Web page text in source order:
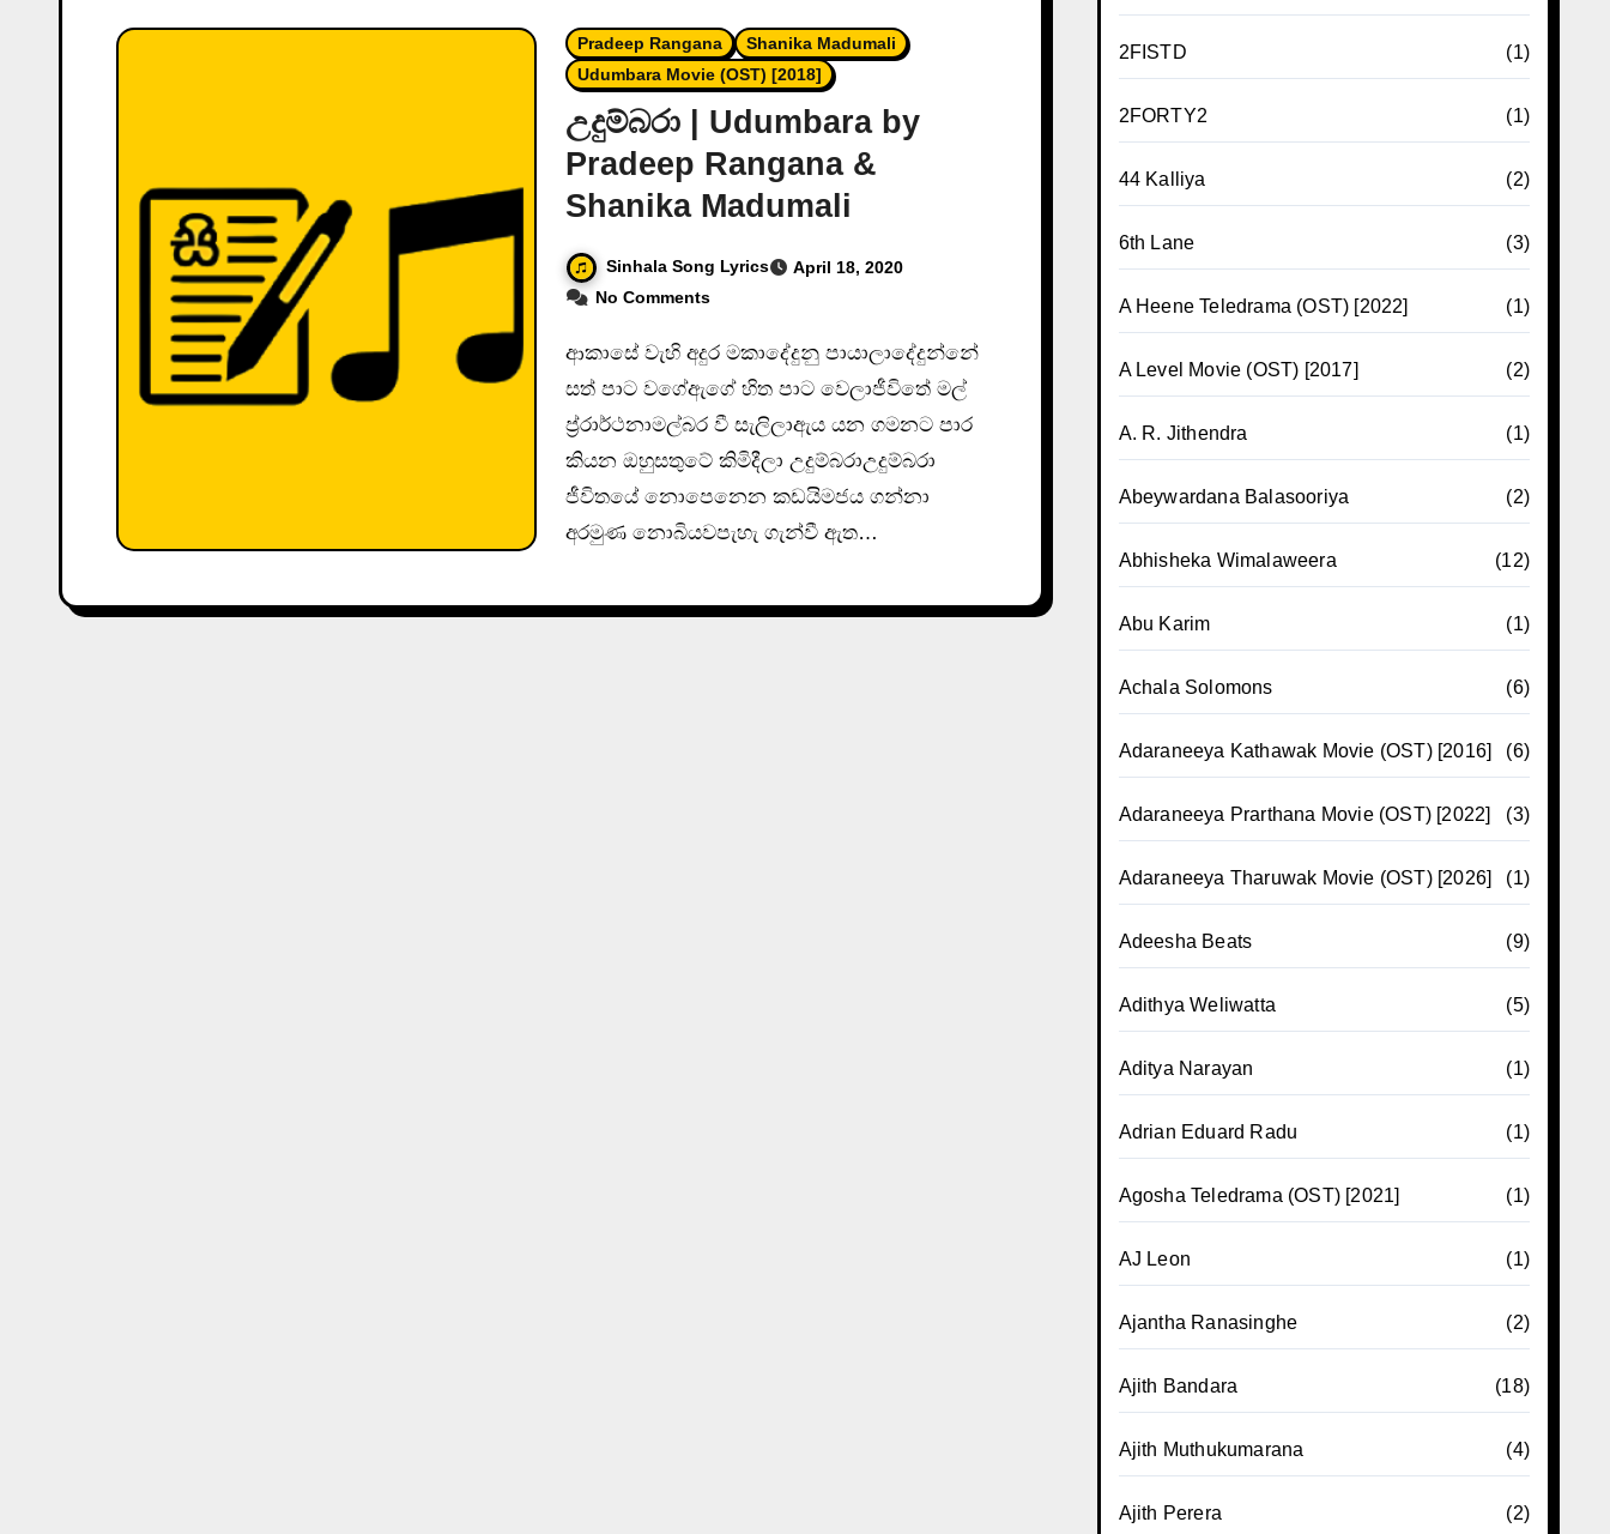
Pradeep Rangana
Shanika Madumali
Udumbara Movie (OST) [2018]
උදුම්බරා | Udumbara by
Pradeep Rangana &
Shanika Madumali
Sinhala Song Lyrics
April 18, 2020
No Comments
ආකාසේ වැහි අදුර මකාදේදුනු පායාලාදේදුන්නේ
සත් පාට වගේඇගේ හිත පාට වෙලාජීවිතේ මල්
ප්‍ර්‍රාර්ථනාමල්බර වී සැලිලාඇය යන ගමනට පාර
කියන ඔහුසතුටේ කිමිදීලා උදුම්බරාඋදුම්බරා
ජීවිතයේ නොපෙනෙන කඩයිමජය ගන්නා
අරමුණ නොබියවපැහැ ගැන්වී ඇත…
2FISTD (1)
2FORTY2 (1)
44 Kalliya (2)
6th Lane (3)
A Heene Teledrama (OST) [2022] (1)
A Level Movie (OST) [2017] (2)
A. R. Jithendra (1)
Abeywardana Balasooriya (2)
Abhisheka Wimalaweera (12)
Abu Karim (1)
Achala Solomons (6)
Adaraneeya Kathawak Movie (OST) [2016] (6)
Adaraneeya Prarthana Movie (OST) [2022] (3)
Adaraneeya Tharuwak Movie (OST) [2026] (1)
Adeesha Beats (9)
Adithya Weliwatta (5)
Aditya Narayan (1)
Adrian Eduard Radu (1)
Agosha Teledrama (OST) [2021] (1)
AJ Leon (1)
Ajantha Ranasinghe (2)
Ajith Bandara (18)
Ajith Muthukumarana (4)
Ajith Perera (2)